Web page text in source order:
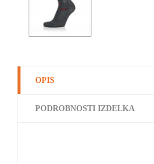
OPIS
PODROBNOSTI IZDELKA